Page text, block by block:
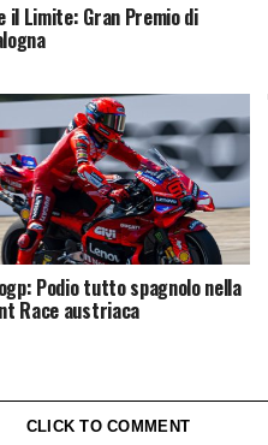
il Limite: Gran Premio di
Podio tutto spagnolo nella
Race austriaca
CLICK TO COMMENT